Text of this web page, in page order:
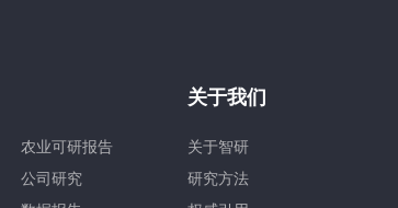
农业可研报告
公司研究
关于我们
关于智研
研究方法